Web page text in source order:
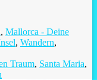
, Mallorca - Deine
, Wandern,
Traum, Santa Maria,